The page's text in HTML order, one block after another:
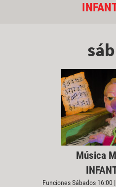
Música
Funciones Sábados 16:00